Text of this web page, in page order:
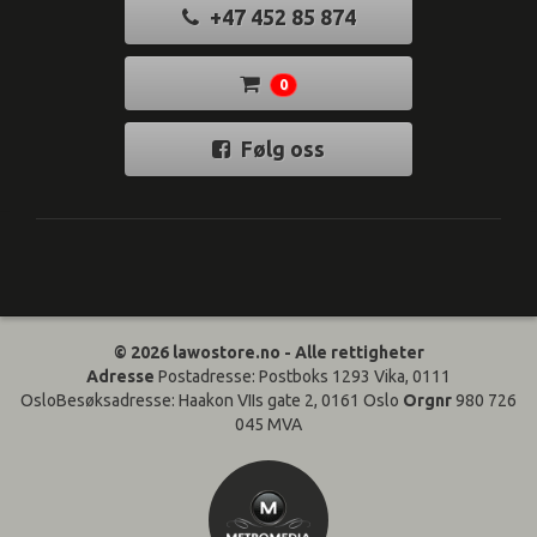
+47 452 85 874
0
Følg oss
© 2026 lawostore.no - Alle rettigheter
Adresse Postadresse: Postboks 1293 Vika, 0111
OsloBesøksadresse: Haakon VIIs gate 2, 0161 Oslo Orgnr980 726
045 MVA